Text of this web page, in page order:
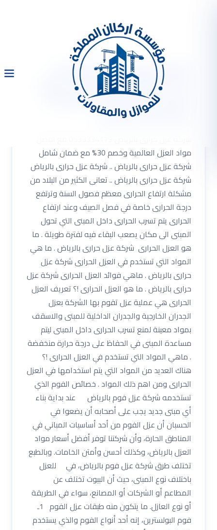
شركة عزل حرارى بالرياض
0533334179 مع أفضل مواد
مع ضمان شامل
مواد العزل العالمية وخصم 30% مع ضمان شامل
شركة عزل حرارى بالرياض .. شركة عزل حرارى بالرياض
شركة عزل حرارى بالرياض .. تعانى الكثير من البلاد من
مشكلة ارتفاع الحرارى معظم فصول السنة وترتفع
درجة الحرارى خاصة في فصل الصيف وعند ارتفاع
الحرارى يتم تسرب الحرارى داخل المبنى التي تحول
المبنى الى مكان يصعب البقاء فيه لفترة طويلة . ما
هو العزل الحرارى شركة عزل حرارى بالرياض . ما هي
المواد التي تستخدم في العزل الحرارى شركة عزل
حرارى بالرياض . ماهي فوائد العزل الحرارى شركة عزل
حرارى بالرياض . ما هو العزل الحرارى !؟ تعريف العزل
الحرارى هي عملية عزل تقوم بها الشركة بعزل
الجدران الخارجية والجدران الداخلية للمبنى والاسقف
بمواد معينة لمنع تسرب الحرارى داخل المبنى ليتم
مساعدة المبنى في الحفاظ على درجة حرارة منخفضة
. ماهي المواد التي تستخدم في العزل الحرارى !؟
هناك العديد من المواد التي يتم استخدامها في العزل
الحرارى ومن اهم ذلك المواد . خصائص الفوم الذي
تستخدمه شركة عزل فوم بالرياض عند بداية بناء
أي مبنى جديد يجب على أصحابه أن يضعوا في
الحسبان أن عزل الفوم من أحد أساسيات المباني في
المناطق الحارة، وأن شركتنا توفر أفضل أسعار مواد
العزل بالرياض، وكذلك أحسن وأمتن الخامات. وبالطبع
تختلف طرق شركة عزل فوم بالرياض، في للعزل
باختلاف نوع المبنى، حيث أن البيوت تختلف عن
المطاعم أو الشركات أو المصانع، سواء في الطريقة
أو نوع العازل. ما يتكون منه طبقات عزل الفوم 1ـ
فوم البولسترين، إنه أحد أنواع الفوم والذي يستخدم